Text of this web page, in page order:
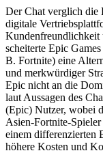
Der Chat verglich die
digitale
Kundenfreundlichkeit
scheiterte Epic
B. Fortnite) eine
und merkwürdiger
Epic nicht an die
laut Aussagen des
(Epic) Nutzer, wobei
Asien-Fortnite-
einem differenzierten
höhere Kosten und